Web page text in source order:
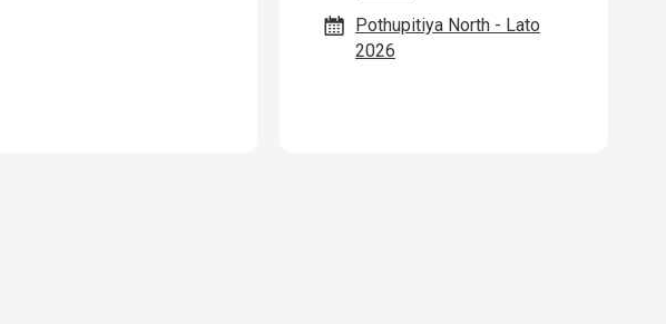
Pothupitiya North - Lato
2026